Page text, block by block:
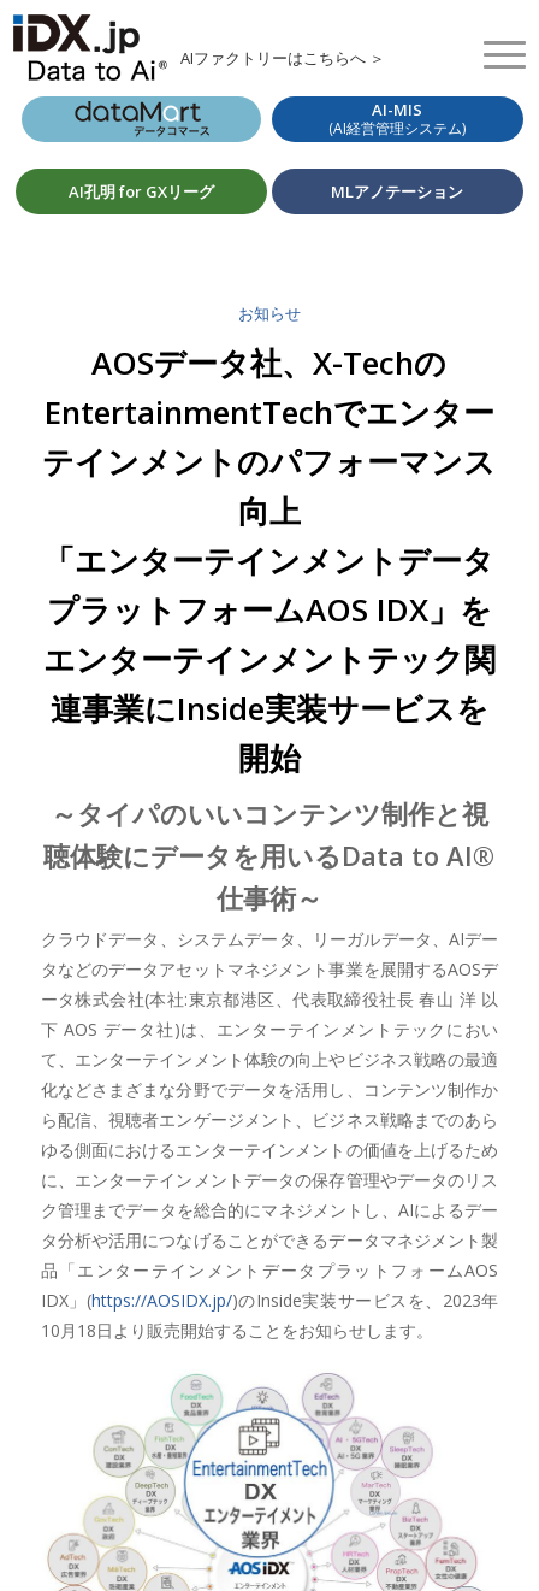
AIファクトリーはこちらへ ＞
AI-MIS
(AI経営管理システム)
AI孔明 for GXリーグ MLアノテーション
お知らせ
AOSデータ社、X-Techの
EntertainmentTechでエンター
テインメントのパフォーマンス
向上
「エンターテインメントデータ
プラットフォームAOS IDX」を
エンターテインメントテック関
連事業にInside実装サービスを
開始
～タイパのいいコンテンツ制作と視
聴体験にデータを用いるData to AI®
仕事術～
クラウドデータ、システムデータ、リーガルデータ、AIデー
タなどのデータアセットマネジメント事業を展開するAOSデ
ータ株式会社(本社:東京都港区、代表取締役社長 春山 洋 以
下 AOS データ社)は、エンターテインメントテックにおい
て、エンターテインメント体験の向上やビジネス戦略の最適
化などさまざまな分野でデータを活用し、コンテンツ制作か
ら配信、視聴者エンゲージメント、ビジネス戦略までのあら
ゆる側面におけるエンターテインメントの価値を上げるため
に、エンターテインメントデータの保存管理やデータのリス
ク管理までデータを総合的にマネジメントし、AIによるデー
タ分析や活用につなげることができるデータマネジメント製
品「エンターテインメントデータプラットフォームAOS
IDX」(https://AOSIDX.jp/)のInside実装サービスを、2023年
10月18日より販売開始することをお知らせします。